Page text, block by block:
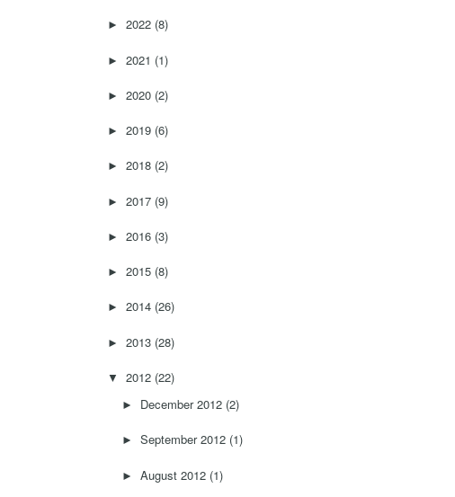
► 2022 (8)
► 2021 (1)
► 2020 (2)
► 2019 (6)
► 2018 (2)
► 2017 (9)
► 2016 (3)
► 2015 (8)
► 2014 (26)
► 2013 (28)
▼ 2012 (22)
► December 2012 (2)
► September 2012 (1)
► August 2012 (1)